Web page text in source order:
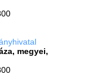
megyei,